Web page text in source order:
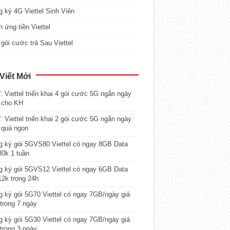
ký 4G Viettel Sinh Viên
ứng tiền Viettel
cước trả Sau Viettel
Mới
Viettel triển khai 4 gói cước 5G ngắn ngày
KH
Viettel triển khai 2 gói cước 5G ngắn ngày
ngon
ký gói 5GVS80 Viettel có ngay 8GB Data
1 tuần
ký gói 5GVS12 Viettel có ngay 6GB Data
trong 24h
ký gói 5G70 Viettel có ngay 7GB/ngày giá
7 ngày
ký gói 5G30 Viettel có ngay 7GB/ngày giá